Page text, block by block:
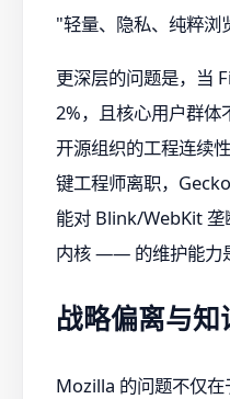
"轻量、隐私、纯粹浏
更深层的问题是，当
2%，且核心用户群
开源组织的工程连续
键工程师离职，
能对 Blink/WebKit 垄
内核 —— 的维护能力
战略偏离与
Mozilla 的问题不仅